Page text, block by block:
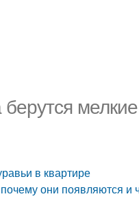
в квартире
они появляются и